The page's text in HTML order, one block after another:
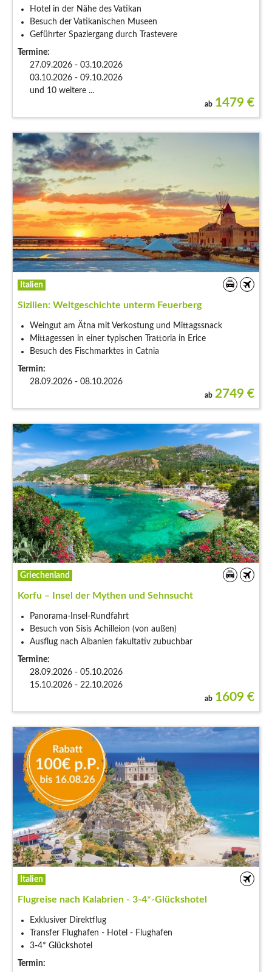
Hotel in der Nähe des Vatikan
Besuch der Vatikanischen Museen
Geführter Spaziergang durch Trastevere
Termine:
27.09.2026 - 03.10.2026
03.10.2026 - 09.10.2026
und 10 weitere ...
ab 1479 €
Italien
Sizilien: Weltgeschichte unterm Feuerberg
Weingut am Ätna mit Verkostung und Mittagssnack
Mittagessen in einer typischen Trattoria in Erice
Besuch des Fischmarktes in Catnia
Termin:
28.09.2026 - 08.10.2026
ab 2749 €
Griechenland
Korfu – Insel der Mythen und Sehnsucht
Panorama-Insel-Rundfahrt
Besuch von Sisis Achilleion (von außen)
Ausflug nach Albanien fakultativ zubuchbar
Termine:
28.09.2026 - 05.10.2026
15.10.2026 - 22.10.2026
ab 1609 €
Italien
Flugreise nach Kalabrien - 3-4*-Glückshotel
Exklusiver Direktflug
Transfer Flughafen - Hotel - Flughafen
3-4* Glückshotel
Termin: